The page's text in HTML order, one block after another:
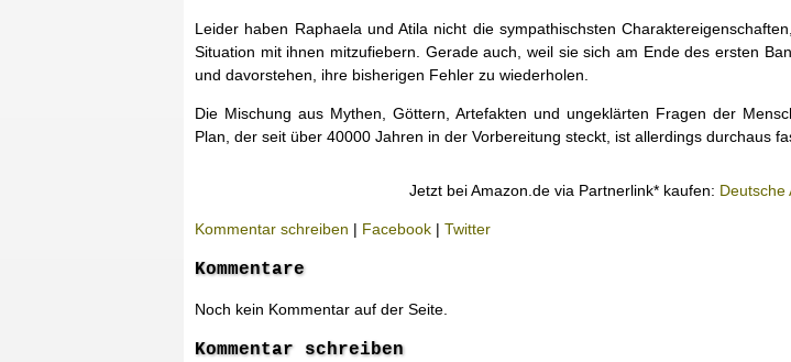
Leider haben Raphaela und Atila nicht die sympathischsten
Situation mit ihnen mitzufiebern. Gerade auch, weil sie sich am Ende des ersten
und davorstehen, ihre bisherigen Fehler zu wiederholen.
Die Mischung aus Mythen, Göttern, Artefakten und ungeklärten Fragen der
Plan, der seit über 40000 Jahren in der Vorbereitung steckt, ist allerdings durchaus
Jetzt bei Amazon.de via Partnerlink* kaufen: Deutsche
Kommentar schreiben | Facebook | Twitter
Kommentare
Noch kein Kommentar auf der Seite.
Kommentar schreiben